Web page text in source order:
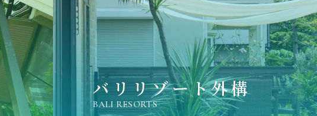
バリリゾート外構
BALI RESORTS